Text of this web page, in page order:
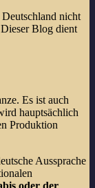
nicht
Blog dient
Es ist auch
hauptsächlich
Produktion
Aussprache